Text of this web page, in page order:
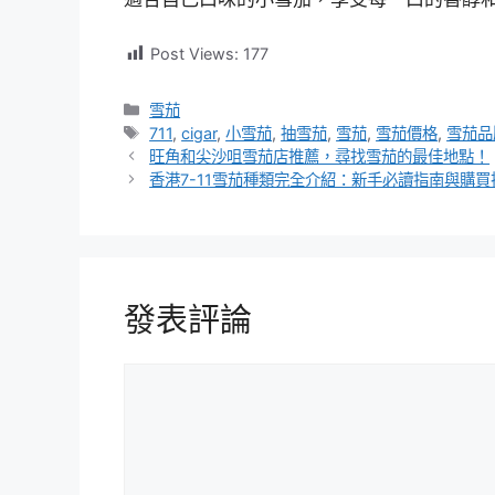
Post Views: 177
分
類
雪茄
標
籤
711,cigar,小雪茄,抽雪茄, 雪茄, 雪茄價格, 雪茄
旺角和尖沙咀雪茄店推薦，尋找雪茄的最佳地點！
香港7-11雪茄種類完全介紹：新手必讀指南與購買
發表評論